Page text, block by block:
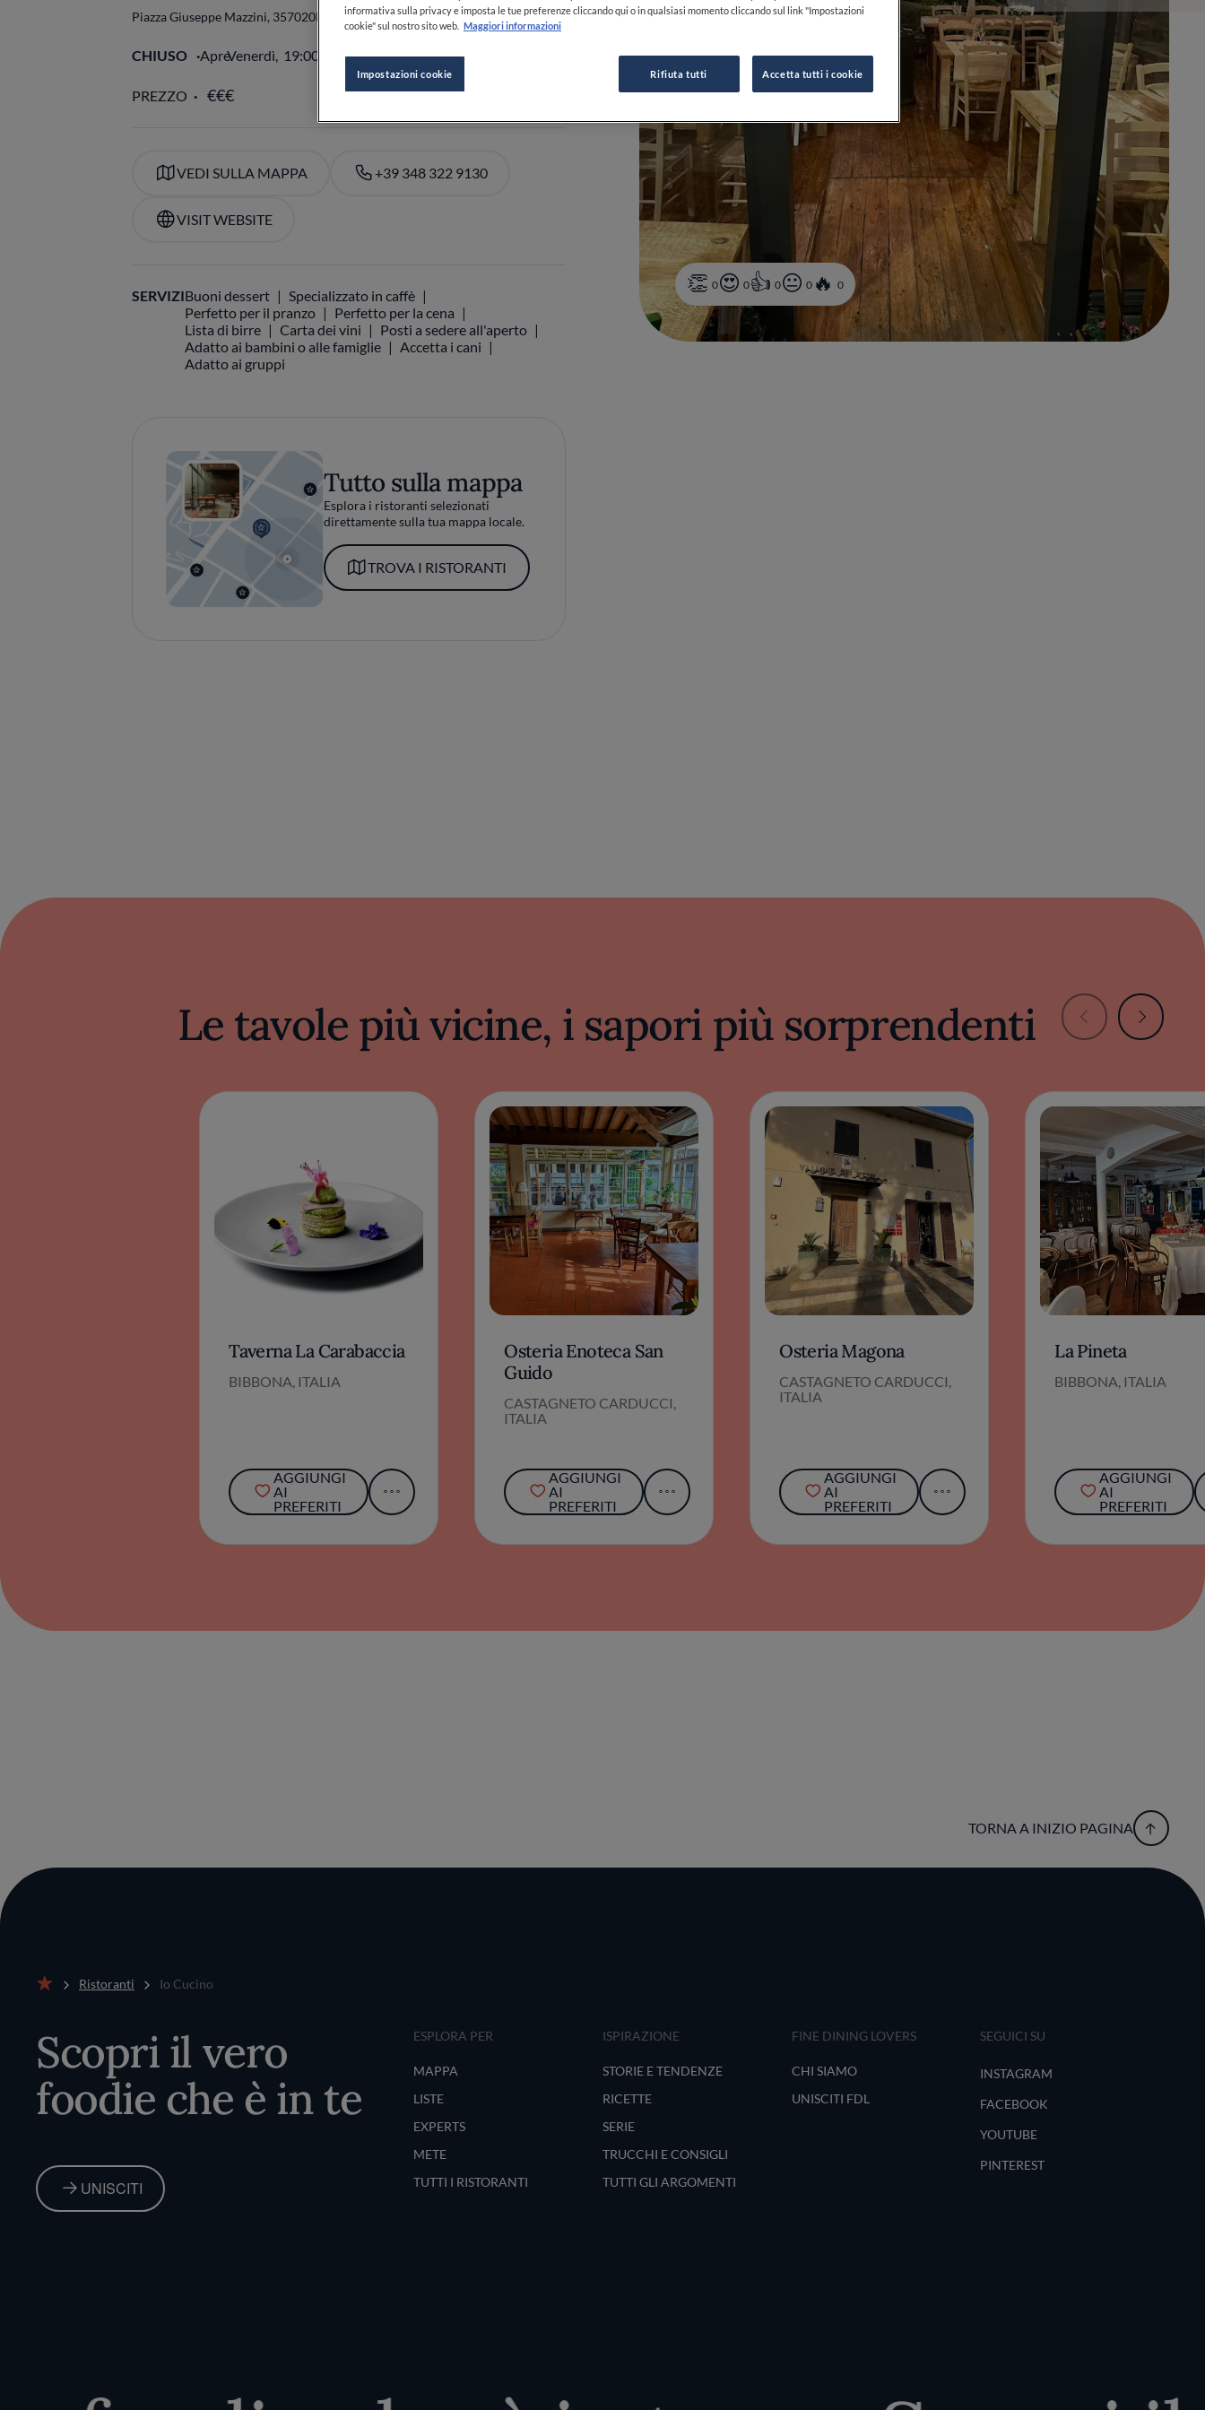
0 0 0 0 0
Piazza Giuseppe Mazzini, 357020BibbonaLIItalia
CHIUSO ApreVenerdì, 19:00-22:00 VEDI ORARI
PREZZO
VEDI SULLA MAPPA +39 348 322 9130
VISIT WEBSITE
SERVIZIBuoni dessert
Specializzato in caffè
Perfetto per il pranzo
Perfetto per la cena
Lista di birre
Carta dei vini
Posti a sedere all'aperto
Adatto ai bambini o alle famiglie
Accetta i cani
Adatto ai gruppi
Tutto sulla mappa
Esplora i ristoranti selezionati
direttamente sulla tua mappa locale.
TROVA I RISTORANTI
Le tavole più vicine, i sapori più sorprendenti
Taverna La Carabaccia
BIBBONA, ITALIA
AGGIUNGI
AI
PREFERITI
Osteria Enoteca San
Guido
CASTAGNETO CARDUCCI,
ITALIA
AGGIUNGI
AI
PREFERITI
Osteria Magona
CASTAGNETO CARDUCCI,
ITALIA
AGGIUNGI
AI
PREFERITI
La Pineta
BIBBONA, ITALIA
AGGIUNGI
AI
PREFERITI
TORNA A INIZIO PAGINA
Ristoranti Io Cucino
Scopri il vero
foodie che è in te
UNISCITI
ESPLORA PER
MAPPA
LISTE
EXPERTS
METE
TUTTI I RISTORANTI
ISPIRAZIONE
STORIE E TENDENZE
RICETTE
SERIE
TRUCCHI E CONSIGLI
TUTTI GLI ARGOMENTI
FINE DINING LOVERS
CHI SIAMO
UNISCITI FDL
SEGUICI SU
INSTAGRAM
FACEBOOK
YOUTUBE
PINTEREST
informativa sulla privacy e imposta le tue preferenze cliccando qui o in qualsiasi momento cliccando sul link "Impostazioni
cookie" sul nostro sito web. Maggiori informazioni
Impostazioni cookie Rifiuta tutti Accetta tutti i cookie